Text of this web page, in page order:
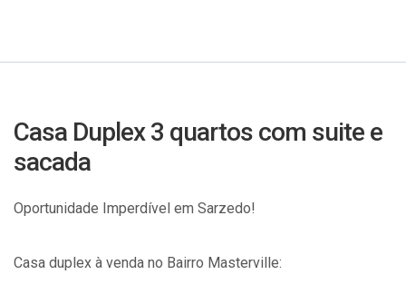
Casa Duplex 3 quartos com suite e
sacada
Oportunidade Imperdível em Sarzedo!
Casa duplex à venda no Bairro Masterville: